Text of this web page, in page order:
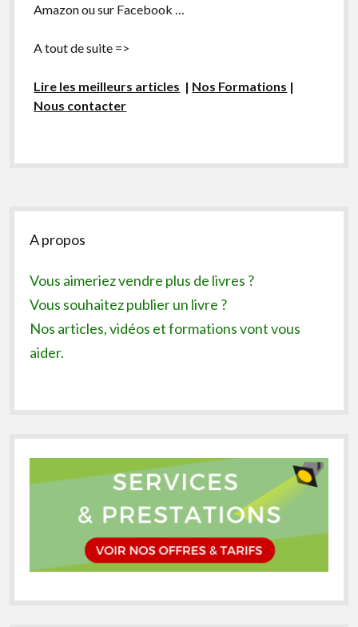
Amazon ou sur Facebook …
A tout de suite =>
Lire les meilleurs articles | Nos Formations |
Nous contacter
Sidebar
A propos
Vous aimeriez vendre plus de livres ?
Vous souhaitez publier un livre ?
Nos articles, vidéos et formations vont vous
aider.